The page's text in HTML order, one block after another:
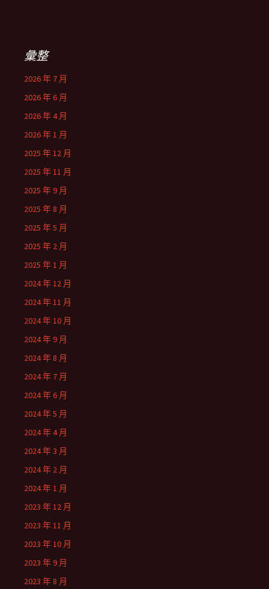
彙整
2026 年 7 月
2026 年 6 月
2026 年 4 月
2026 年 1 月
2025 年 12 月
2025 年 11 月
2025 年 9 月
2025 年 8 月
2025 年 5 月
2025 年 2 月
2025 年 1 月
2024 年 12 月
2024 年 11 月
2024 年 10 月
2024 年 9 月
2024 年 8 月
2024 年 7 月
2024 年 6 月
2024 年 5 月
2024 年 4 月
2024 年 3 月
2024 年 2 月
2024 年 1 月
2023 年 12 月
2023 年 11 月
2023 年 10 月
2023 年 9 月
2023 年 8 月